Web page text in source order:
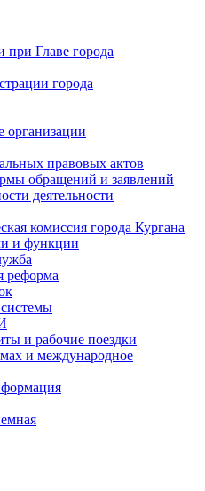
Главе города
города
организации
правовых актов
обращений и заявлений
деятельности
комиссия города Кургана
и функции
реформа
и рабочие поездки
и международное